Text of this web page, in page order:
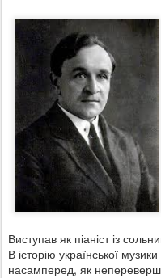
Виступав як піаніст із
В історію української
насамперед, як